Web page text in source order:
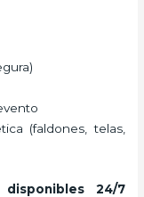
(faldones, telas,
disponibles 24/7